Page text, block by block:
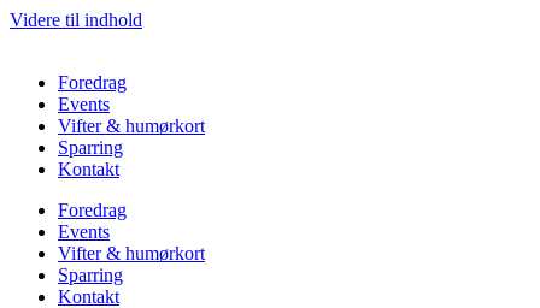
Videre til indhold
Foredrag
Events
Vifter & humørkort
Sparring
Kontakt
Foredrag
Events
Vifter & humørkort
Sparring
Kontakt